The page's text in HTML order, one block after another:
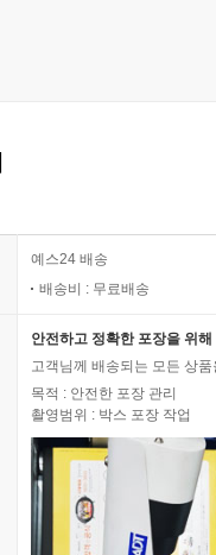
예스24 배송
배송비 : 무료배송
안전하고 정확한 포장을 위
고객님께 배송되는 모든 상
목적 : 안전한 포장 관리
촬영범위 : 박스 포장 작업